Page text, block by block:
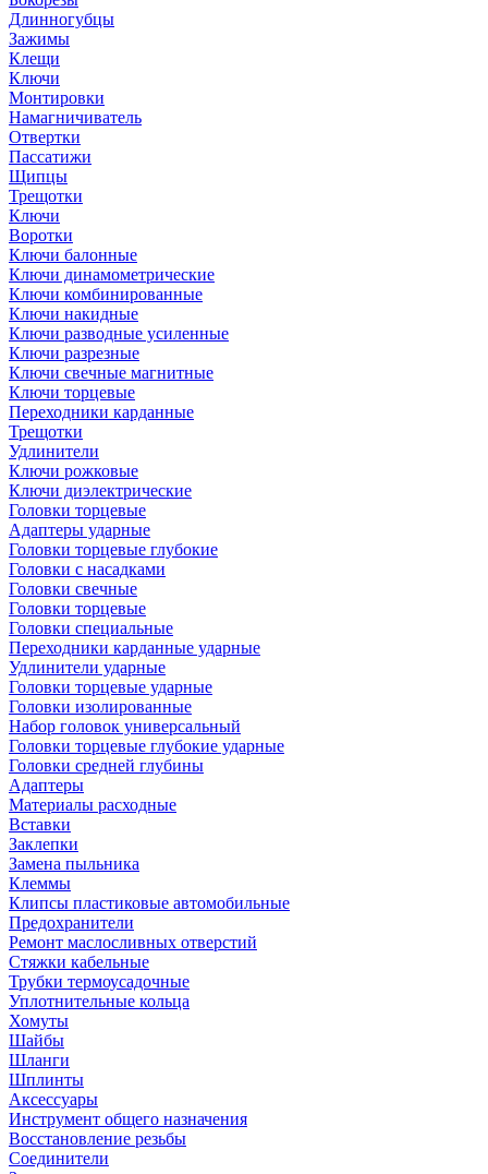
Длинногубцы
Зажимы
Клещи
Ключи
Монтировки
Намагничиватель
Отвертки
Пассатижи
Щипцы
Трещотки
Ключи
Воротки
Ключи балонные
Ключи динамометрические
Ключи комбинированные
Ключи накидные
Ключи разводные усиленные
Ключи разрезные
Ключи свечные магнитные
Ключи торцевые
Переходники карданные
Трещотки
Удлинители
Ключи рожковые
Ключи диэлектрические
Головки торцевые
Адаптеры ударные
Головки торцевые глубокие
Головки с насадками
Головки свечные
Головки торцевые
Головки специальные
Переходники карданные ударные
Удлинители ударные
Головки торцевые ударные
Головки изолированные
Набор головок универсальный
Головки торцевые глубокие ударные
Головки средней глубины
Адаптеры
Материалы расходные
Вставки
Заклепки
Замена пыльника
Клеммы
Клипсы пластиковые автомобильные
Предохранители
Ремонт маслосливных отверстий
Стяжки кабельные
Трубки термоусадочные
Уплотнительные кольца
Хомуты
Шайбы
Шланги
Шплинты
Аксессуары
Инструмент общего назначения
Восстановление резьбы
Соединители